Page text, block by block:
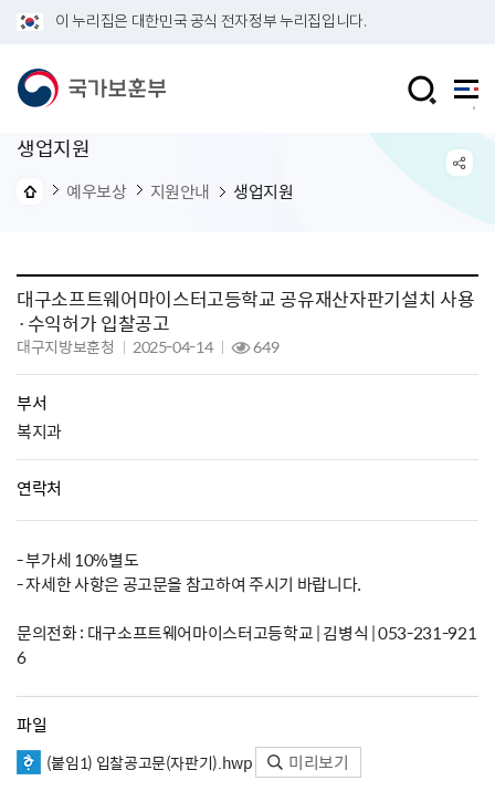
이 누리집은 대한민국 공식 전자정부 누리집입니다.
생업지원
예우보상 지원안내 생업지원
대구소프트웨어마이스터고등학교 공유재산자판기설치 사용
·수익허가 입찰공고
대구지방보훈청 2025-04-14 649
부서
복지과
연락처
- 부가세 10%별도
- 자세한 사항은 공고문을 참고하여 주시기 바랍니다.
문의전화 : 대구소프트웨어마이스터고등학교 | 김병식 | 053-231-921
6
파일
(붙임1) 입찰공고문(자판기).hwp 미리보기